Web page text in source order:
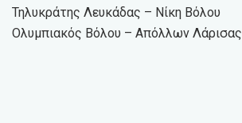
Τηλυκράτης Λευκάδας – Νίκη Βόλου
Ολυμπιακός Βόλου – Απόλλων Λάρισας